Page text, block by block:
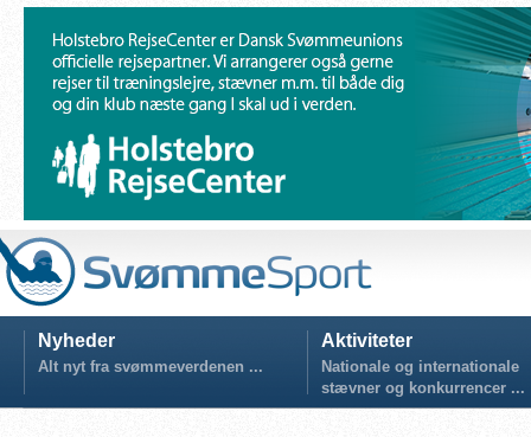
Nyheder
Alt nyt fra svømmeverdenen ...
Aktiviteter
Nationale og internationale
stævner og konkurrencer ...